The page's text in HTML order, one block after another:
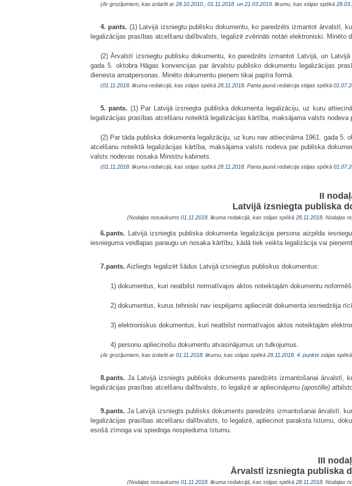
(Ar grozījumiem, kas izdarīti ar 28.10.2010. 01.11.2018. un 21.03.2019 . likumu, kas stājas spēkā
4. pants. (1) Latvijā izsniegtu publisku dokumentu, ko paredzēts izmantot ārvalstī,
legalizācijas prasības atcelšanu dalībvalsts, legalizē zvērināti notāri elektroniski. Minēto
(2) Ārvalstī izsniegtu publisku dokumentu, ko paredzēts izmantot Latvijā, un
gada 5. oktobra Hāgas konvencijas par ārvalstu publisko dokumentu legalizācijas
dienesta amatpersonas. Minēto dokumentu pieņem tikai papīra formā.
(01.11.2018 . likuma redakcijā, kas stājas spēkā 28.11.2018. Panta jaunā redakcija stājas spēkā
5. pants. (1) Par Latvijā izsniegta publiska dokumenta legalizāciju, uz kuru
legalizācijas prasības atcelšanu noteiktā legalizācijas kārtība, maksājama valsts nodeva
(2) Par tāda publiska dokumenta legalizāciju, uz kuru nav attiecināma 1961. gada
atcelšanu noteiktā legalizācijas kārtība, maksājama valsts nodeva par publiska
valsts nodevas nosaka Ministru kabinets.
(01.11.2018 . likuma redakcijā, kas stājas spēkā 28.11.2018. Panta jaunā redakcija stājas spēkā
II
Latvijā izsniegta publiska
(Nodaļas nosaukums 01.11.2018. likuma redakcijā, kas stājas spēkā 28.11.2018. Nodaļas
6.pants. Latvijā izsniegta publiska dokumenta legalizācijai persona aizpilda
iesnieguma veidlapas paraugu un nosaka kārtību, kādā tiek veikta legalizācija vai
7.pants. Aizliegts legalizēt šādus Latvijā izsniegtus publiskus dokumentus:
1) dokumentus, kuri neatbilst normatīvajos aktos noteiktajām dokumentu
2) dokumentus, kurus tehniski nav iespējams apliecināt dokumenta iesniedzēja
3) elektroniskus dokumentus, kuri neatbilst normatīvajos aktos noteiktajām
4) personu apliecinošu dokumentu atvasinājumus un tulkojumus.
(Ar grozījumiem, kas izdarīti ar 01.11.2018. likumu, kas stājas spēkā 28.11.2018. 4. punkts stājas spēkā
8.pants. Ja Latvijā izsniegts publisks dokuments paredzēts izmantošanai ārvalstī,
legalizācijas prasības atcelšanu dalībvalsts, to legalizē ar apliecinājumu (apostille)
9.pants. Ja Latvijā izsniegts publisks dokuments paredzēts izmantošanai ārvalstī,
legalizācijas prasības atcelšanu dalībvalsts, to legalizē, apliecinot paraksta īstumu,
esošā zīmoga vai spiedoga nospieduma īstumu.
III
Ārvalstī izsniegta publiska
(Nodaļas nosaukums 01.11.2018. likuma redakcijā, kas stājas spēkā 28.11.2018. Nodaļas